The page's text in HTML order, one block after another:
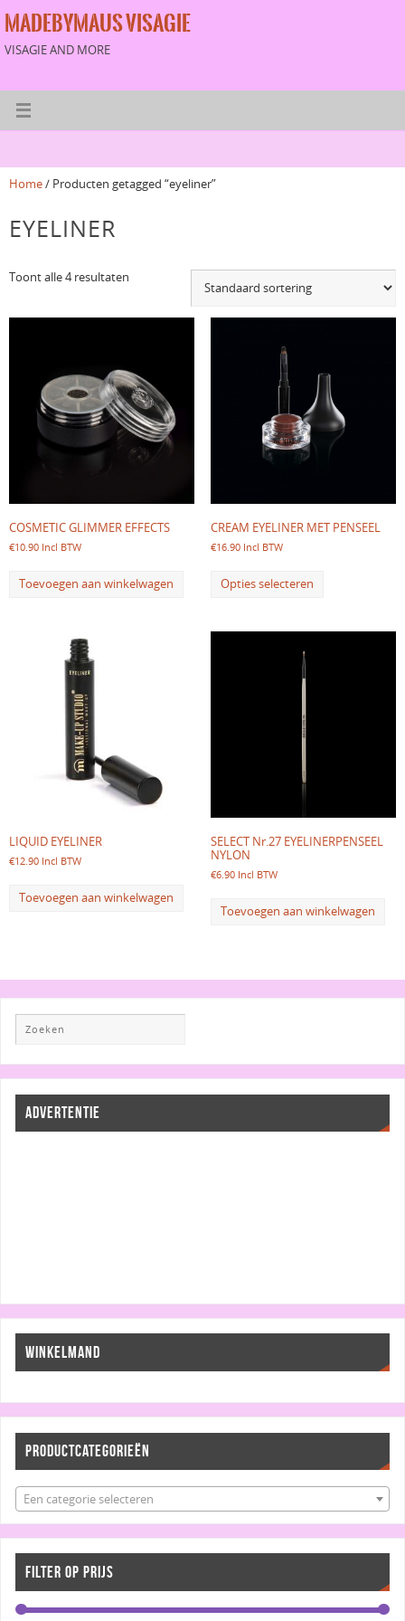
MADEBYMAUS VISAGIE
VISAGIE AND MORE
Home/ Producten getagged “eyeliner”
EYELINER
Toont alle 4 resultaten
COSMETIC GLIMMER EFFECTS
€10.90 Incl BTW
Toevoegen aan winkelwagen
CREAM EYELINER MET PENSEEL
€16.90 Incl BTW
Opties selecteren
LIQUID EYELINER
€12.90 Incl BTW
Toevoegen aan winkelwagen
SELECT Nr.27 EYELINERPENSEEL
NYLON
€6.90 Incl BTW
Toevoegen aan winkelwagen
ADVERTENTIE
WINKELMAND
PRODUCTCATEGORIEËN
Een categorie selecteren
FILTER OP PRIJS